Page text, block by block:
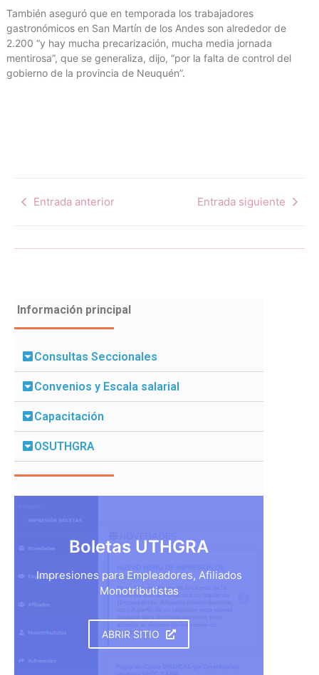
También aseguró que en temporada los trabajadores
gastronómicos en San Martín de los Andes son alrededor de
2.200 “y hay mucha precarización, mucha media jornada
mentirosa”, que se generaliza, dijo, “por la falta de control del
gobierno de la provincia de Neuquén”.
Entrada anterior Entrada siguiente
Información principal
Consultas Seccionales
Convenios y Escala salarial
Capacitación
OSUTHGRA
Boletas UTHGRA
Impresiones para Empleadores, Afiliados
Monotributistas
ABRIR SITIO